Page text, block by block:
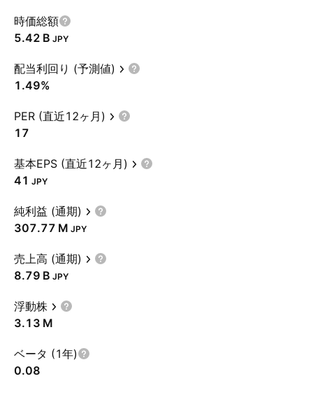
時価総額
‪5.42 B‬ JPY
配当利回り (予測値)
1.49%
PER (直近12ヶ月)
17
基本EPS (直近12ヶ月)
41 JPY
純利益 (通期)
‪307.77 M‬ JPY
売上高 (通期)
‪8.79 B‬ JPY
浮動株
‪3.13 M‬
ベータ (1年)
0.08